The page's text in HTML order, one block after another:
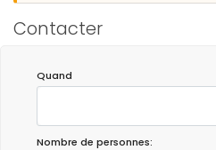
Contacter
Quand
Nombre de personnes: